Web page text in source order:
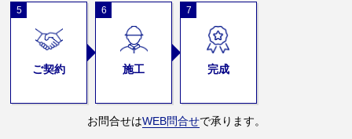
5
ご契約
6
施工
7
完成
お問合せはWEB問合せで承ります。